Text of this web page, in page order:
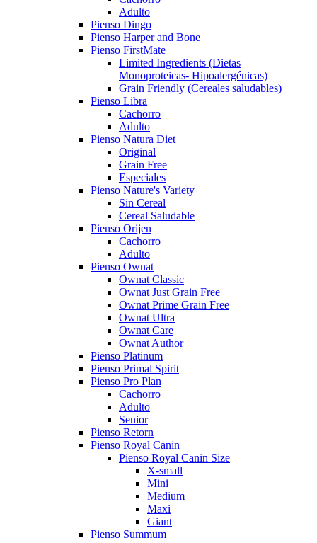
Adulto
Pienso Dingo
Pienso Harper and Bone
Pienso FirstMate
Limited Ingredients (Dietas
Monoproteicas- Hipoalergénicas)
Grain Friendly (Cereales saludables)
Pienso Libra
Cachorro
Adulto
Pienso Natura Diet
Original
Grain Free
Especiales
Pienso Nature's Variety
Sin Cereal
Cereal Saludable
Pienso Orijen
Cachorro
Adulto
Pienso Ownat
Ownat Classic
Ownat Just Grain Free
Ownat Prime Grain Free
Ownat Ultra
Ownat Care
Ownat Author
Pienso Platinum
Pienso Primal Spirit
Pienso Pro Plan
Cachorro
Adulto
Senior
Pienso Retorn
Pienso Royal Canin
Pienso Royal Canin Size
X-small
Mini
Medium
Maxi
Giant
Pienso Summum